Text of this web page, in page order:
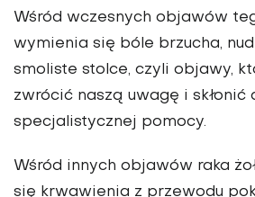
Wśród wczesnych objawów
wymienia się bóle brzucha,
smoliste stolce, czyli objawy,
zwrócić naszą uwagę i skłonić
specjalistycz­nej pomocy.
Wśród innych objawów raka
się krwawienia z przewodu